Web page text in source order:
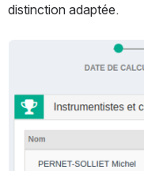
distinction adaptée.